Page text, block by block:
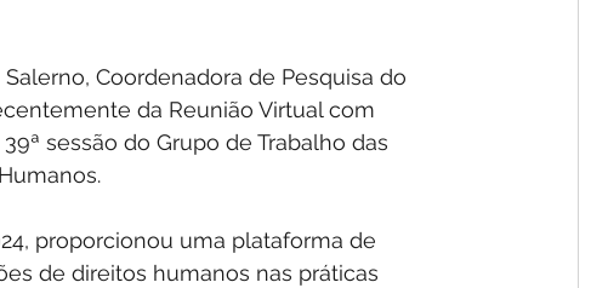
Coordenadora de Pesquisa do
da Reunião Virtual com
sessão do Grupo de Trabalho das
proporcionou uma plataforma de
de direitos humanos nas práticas